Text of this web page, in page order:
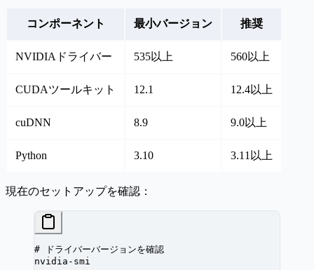
コンポーネント 最小バージョン 推奨
NVIDIAドライバー 535以上 560以上
CUDAツールキット 12.1 12.4以上
cuDNN 8.9 9.0以上
Python 3.10 3.11以上
現在のセットアップを確認：
# ドライバーバージョンを確認
nvidia-smi